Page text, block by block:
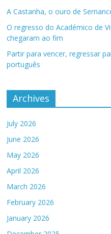
A Castanha, o ouro de
O regresso do Académico de
chegaram ao fim
Partir para vencer, regressar
português
Archives
July 2026
June 2026
May 2026
April 2026
March 2026
February 2026
January 2026